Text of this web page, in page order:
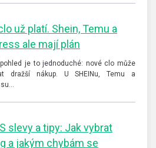
už platí. Shein, Temu a
ale mají plán
pohled je to jednoduché: nové clo může
dražší nákup. U SHEINu, Temu a
slevy a tipy: Jak vybrat
a jakým chybám se